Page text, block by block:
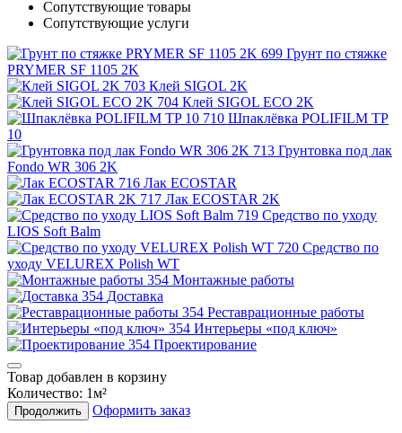
Сопутствующие товары
Сопутствующие услуги
Грунт по стяжке
PRYMER SF 1105 2K
Клей SIGOL 2K
Клей SIGOL ECO 2K
Шпаклёвка POLIFILM TP
10
Грунтовка под лак
Fondo WR 306 2K
Лак ECOSTAR
Лак ECOSTAR 2K
Средство по уходу
LIOS Soft Balm
Средство по
уходу VELUREX Polish WT
Монтажные работы
Доставка
Реставрационные работы
Интерьеры «под ключ»
Проектирование
Товар добавлен в корзину
Количество: 1м²
Продолжить Оформить заказ